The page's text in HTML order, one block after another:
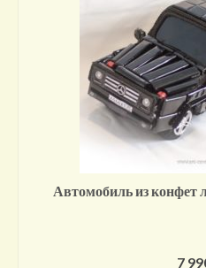
Автомобиль из конфет
7